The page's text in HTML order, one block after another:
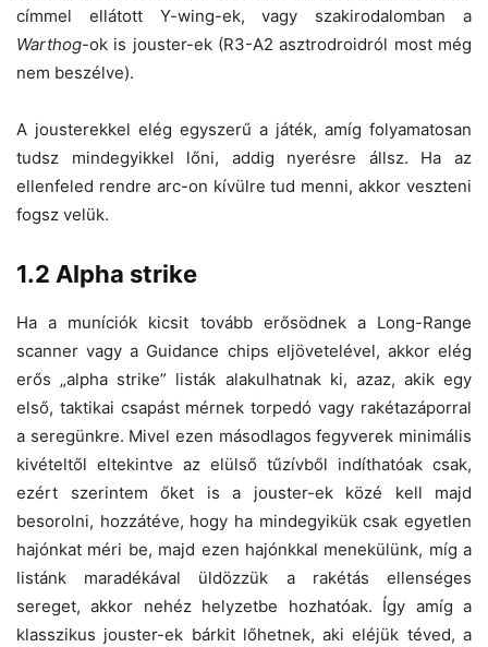
címmel ellátott Y-wing-ek, vagy szakirodalomban a
Warthog-ok is jouster-ek (R3-A2 asztrodroidról most még
nem beszélve).
A jousterekkel elég egyszerű a játék, amíg folyamatosan
tudsz mindegyikkel lőni, addig nyerésre állsz. Ha az
ellenfeled rendre arc-on kívülre tud menni, akkor veszteni
fogsz velük.
1.2 Alpha strike
Ha a muníciók kicsit tovább erősödnek a Long-Range
scanner vagy a Guidance chips eljövetelével, akkor elég
erős „alpha strike” listák alakulhatnak ki, azaz, akik egy
első, taktikai csapást mérnek torpedó vagy rakétazáporral
a seregünkre. Mivel ezen másodlagos fegyverek minimális
kivételtől eltekintve az elülső tűzívből indíthatóak csak,
ezért szerintem őket is a jouster-ek közé kell majd
besorolni, hozzátéve, hogy ha mindegyikük csak egyetlen
hajónkat méri be, majd ezen hajónkkal menekülünk, míg a
listánk maradékával üldözzük a rakétás ellenséges
sereget, akkor nehéz helyzetbe hozhatóak. Így amíg a
klasszikus jouster-ek bárkit lőhetnek, aki eléjük téved, a